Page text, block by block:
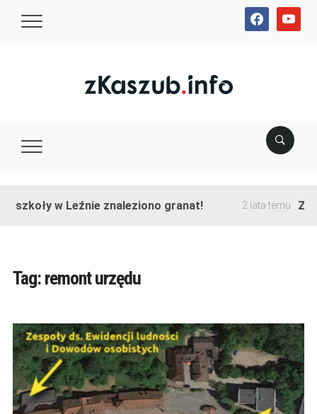
facebookyoutube
szkoły w Leźnie znaleziono granat! 2 lata temu
Tag: remont urzędu